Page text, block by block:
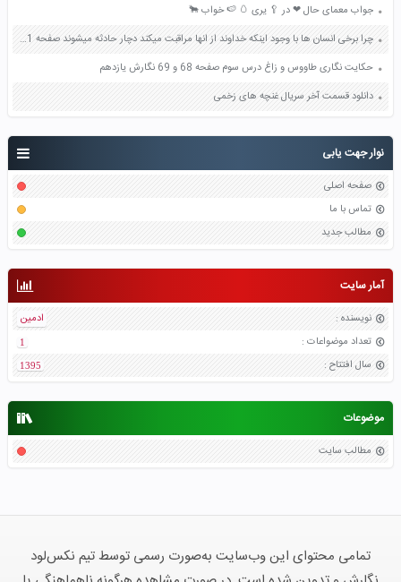
نوار جهت یابی
صفحه اصلی
تماس با ما
مطالب جدید
آمار سایت
نویسنده :
ادمین
تعداد موضواعات :
1
سال افتتاح :
1395
موضوعات
مطالب سایت
جواب معمای حال ❤ در 🥄 یری 🥚 🍉 خواب 🐂
چرا برخی انسان ها با وجود اینکه خداوند از انها مراقبت میکند دچار حادثه میشوند صفحه 21 پیام های آسمان هفتم
حکایت نگاری طاووس و زاغ درس سوم صفحه 68 و 69 نگارش یازدهم
دانلود قسمت آخر سریال غنچه های زخمی
تمامی محتوای این وب‌سایت به‌صورت رسمی توسط تیم نکس‌لود